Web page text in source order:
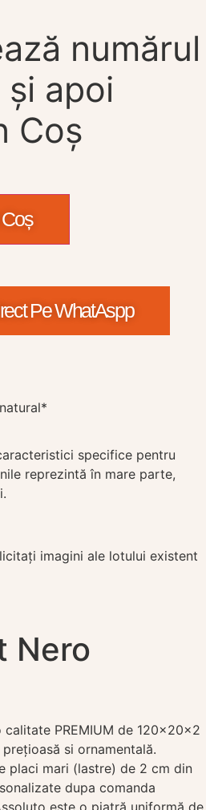
numărul
și apoi
Coș
Pe WhatAspp
specifice pentru
reprezintă în mare parte,
imagini ale lotului existent
Nero
PREMIUM de 120x20x2
si ornamentală.
placi mari (lastre) de 2 cm din
dupa comanda
este o piatră uniformă de